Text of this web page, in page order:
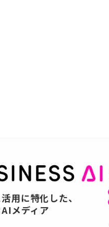
用に特化した、
メディア